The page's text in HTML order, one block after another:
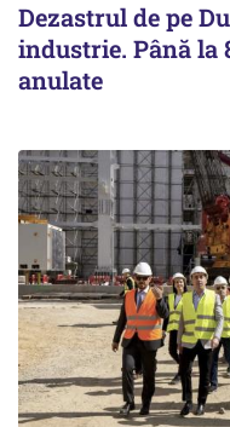
Dezastrul de pe
industrie. Până la
anulate